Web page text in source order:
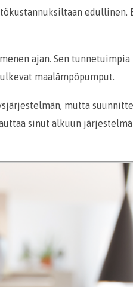
ajan. Sen
maalämpöpumput.
mutta
sinut alkuun